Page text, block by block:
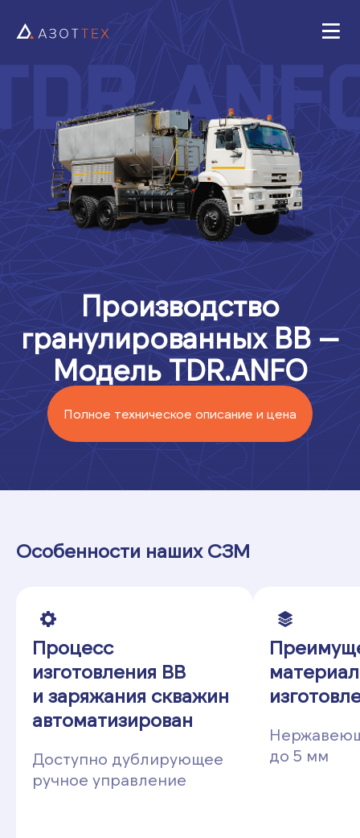
Производство
гранулированных ВВ —
Модель TDR.ANFO
Полное техническое описание и цена
Особенности наших СЗМ
Процесс
изготовления ВВ
и заряжания скважин
автоматизирован
Доступно дублирующее
ручное управление
до 5 мм